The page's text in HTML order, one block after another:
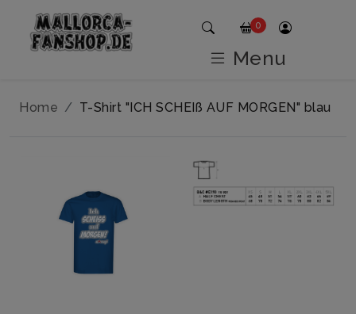
Home T-Shirt "ICH SCHEIß AUF MORGEN" blau
0
Menu